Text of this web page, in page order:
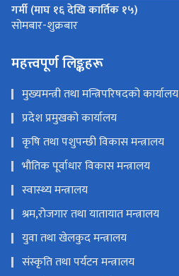
गर्मी (माघ १६ देखि कार्तिक १५)
सोमबार-शुक्रबार
महत्त्वपूर्ण लिङ्कहरू
मुख्यमन्त्री तथा मन्त्रिपरिषदको कार्यालय
प्रदेश प्रमुखको कार्यालय
कृषि तथा पशुपन्छी विकास मन्त्रालय
भौतिक पूर्वाधार विकास मन्त्रालय
स्वास्थ्य मन्त्रालय
श्रम,रोजगार तथा यातायात मन्त्रालय
युवा तथा खेलकुद मन्त्रालय
संस्कृति तथा पर्यटन मन्त्रालय